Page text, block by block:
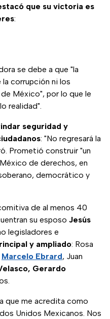
que su victoria es
:
se debe a que "la
corrupción ni los
México", por lo que le
realidad".
seguridad y
: "No regresará la
Prometió construir "un
de derechos, en
democrático y
de al menos 40
su esposo Jesús
legisladores e
y ampliado: Rosa
Marcelo Ebrard, Juan
Gerardo
que me acredita como
Unidos Mexicanos. Nos